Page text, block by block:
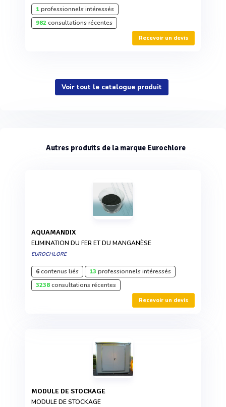
1professionnels intéressés
982consultations récentes
Recevoir un devis
Voir tout le catalogue produit
Autres produits de la marque Eurochlore
AQUAMANDIX
ELIMINATION DU FER ET DU MANGANÈSE
EUROCHLORE
6contenus liés 13 professionnels intéressés
3238consultations récentes
Recevoir un devis
MODULE DE STOCKAGE
MODULE DE STOCKAGE